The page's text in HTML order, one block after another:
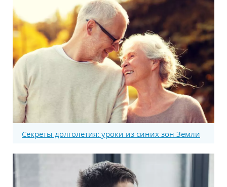
Секреты долголетия: уроки из синих зон Земли